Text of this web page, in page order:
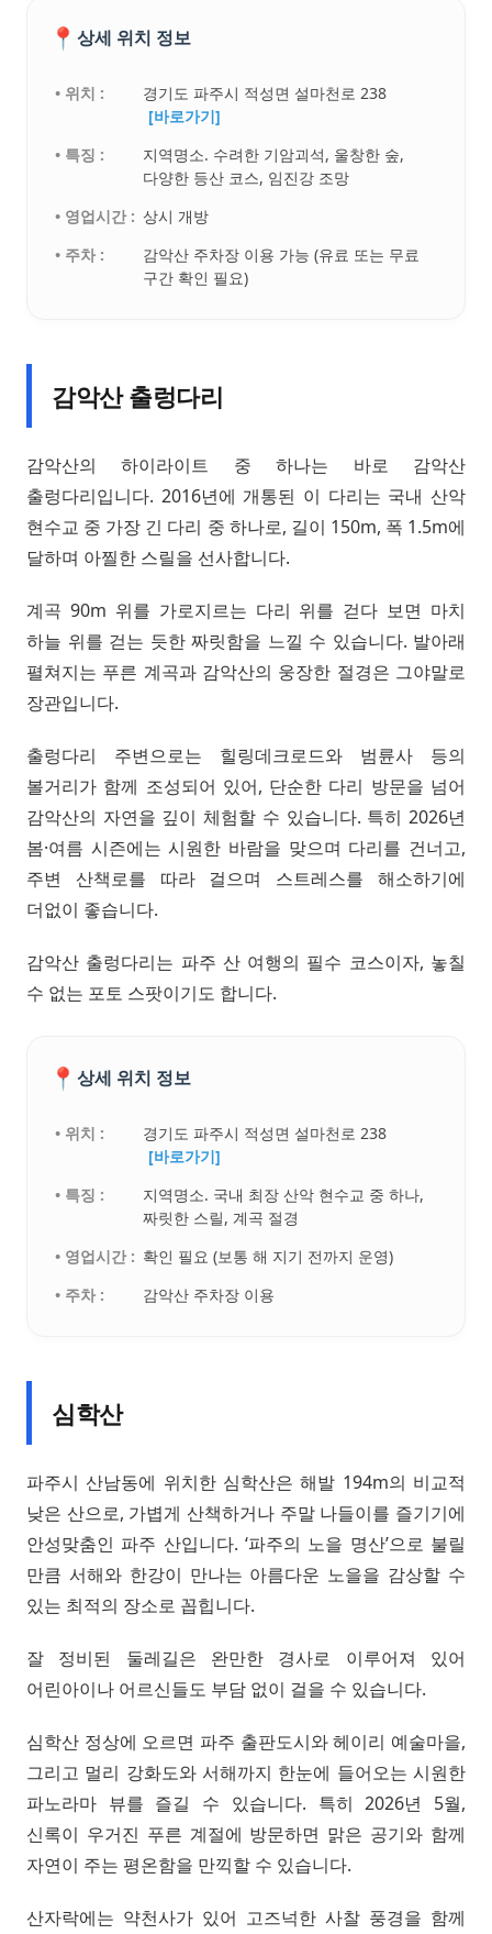
📍 상세 위치 정보
• 위치 :
경기도 파주시 적성면 설마천로 238
[바로가기]
• 특징 :
지역명소. 수려한 기암괴석, 울창한 숲,
다양한 등산 코스, 임진강 조망
• 영업시간 : 상시 개방
• 주차 :
감악산 주차장 이용 가능 (유료 또는 무료
구간 확인 필요)
감악산 출렁다리
감악산의 하이라이트 중 하나는 바로 감악산
출렁다리입니다. 2016년에 개통된 이 다리는 국내 산악
현수교 중 가장 긴 다리 중 하나로, 길이 150m, 폭 1.5m에
달하며 아찔한 스릴을 선사합니다.
계곡 90m 위를 가로지르는 다리 위를 걷다 보면 마치
하늘 위를 걷는 듯한 짜릿함을 느낄 수 있습니다. 발아래
펼쳐지는 푸른 계곡과 감악산의 웅장한 절경은 그야말로
장관입니다.
출렁다리 주변으로는 힐링데크로드와 범륜사 등의
볼거리가 함께 조성되어 있어, 단순한 다리 방문을 넘어
감악산의 자연을 깊이 체험할 수 있습니다. 특히 2026년
봄·여름 시즌에는 시원한 바람을 맞으며 다리를 건너고,
주변 산책로를 따라 걸으며 스트레스를 해소하기에
더없이 좋습니다.
감악산 출렁다리는 파주 산 여행의 필수 코스이자, 놓칠
수 없는 포토 스팟이기도 합니다.
📍 상세 위치 정보
• 위치 :
경기도 파주시 적성면 설마천로 238
[바로가기]
• 특징 :
지역명소. 국내 최장 산악 현수교 중 하나,
짜릿한 스릴, 계곡 절경
• 영업시간 : 확인 필요 (보통 해 지기 전까지 운영)
• 주차 :
감악산 주차장 이용
심학산
파주시 산남동에 위치한 심학산은 해발 194m의 비교적
낮은 산으로, 가볍게 산책하거나 주말 나들이를 즐기기에
안성맞춤인 파주 산입니다. ‘파주의 노을 명산’으로 불릴
만큼 서해와 한강이 만나는 아름다운 노을을 감상할 수
있는 최적의 장소로 꼽힙니다.
잘 정비된 둘레길은 완만한 경사로 이루어져 있어
어린아이나 어르신들도 부담 없이 걸을 수 있습니다.
심학산 정상에 오르면 파주 출판도시와 헤이리 예술마을,
그리고 멀리 강화도와 서해까지 한눈에 들어오는 시원한
파노라마 뷰를 즐길 수 있습니다. 특히 2026년 5월,
신록이 우거진 푸른 계절에 방문하면 맑은 공기와 함께
자연이 주는 평온함을 만끽할 수 있습니다.
산자락에는 약천사가 있어 고즈넉한 사찰 풍경을 함께